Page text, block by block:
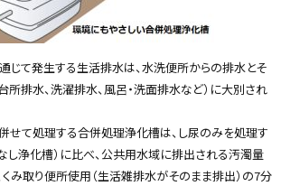
じて発生する生活排水は、水洗便所からの排水とそ
所排水、洗濯排水、風呂・洗面排水など）に大別され
せて処理する合併処理浄化槽は、し尿のみを処理す
し浄化槽）に比べ、公共用水域に排出される汚濁量
くみ取り便所使用（生活雑排水がそのまま排出）の7分